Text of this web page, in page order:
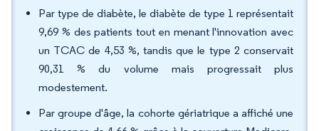
Par type de diabète, le diabète de type 1 représentait
9,69 % des patients tout en menant l'innovation avec
un TCAC de 4,53 %, tandis que le type 2 conservait
90,31 % du volume mais progressait plus
modestement.
Par groupe d'âge, la cohorte gériatrique a affiché une